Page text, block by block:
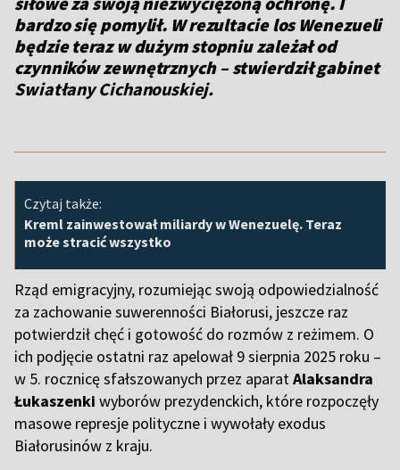
bardzo się pomylił. W rezultacie los Wenezueli
będzie teraz w dużym stopniu zależał od
czynników zewnętrznych– stwierdził gabinet
Swiatłany Cichanouskiej.
Czytaj także:
Kreml zainwestował miliardy w Wenezuelę. Teraz
może stracić wszystko
Rząd emigracyjny, rozumiejąc swoją odpowiedzialność
za zachowanie suwerenności Białorusi, jeszcze raz
potwierdził chęć i gotowość do rozmów z reżimem. O
ich podjęcie ostatni raz apelował 9 sierpnia 2025 roku –
w 5. rocznicę sfałszowanych przez aparatAlaksandra
Łukaszenki wyborów prezydenckich, które rozpoczęły
masowe represje polityczne i wywołały exodus
Białorusinów z kraju.